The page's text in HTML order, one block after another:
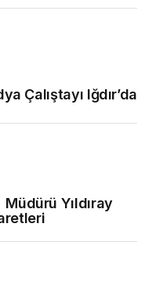
Çalıştayı Iğdır’da
Yıldıray